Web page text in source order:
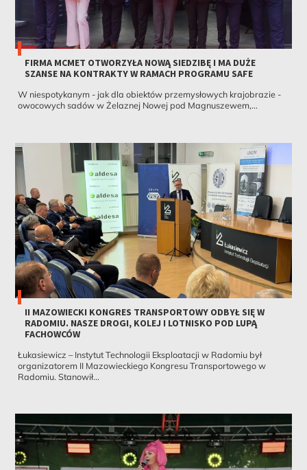
FIRMA MCMET OTWORZYŁA NOWĄ SIEDZIBĘ I MA DUŻE
SZANSE NA KONTRAKTY W RAMACH PROGRAMU SAFE
W niespotykanym - jak dla obiektów przemysłowych krajobrazie -
owocowych sadów w Żelaznej Nowej pod Magnuszewem,...
II MAZOWIECKI KONGRES TRANSPORTOWY ODBYŁ SIĘ W
RADOMIU. NASZE DROGI, KOLEJ I LOTNISKO POD LUPĄ
FACHOWCÓW
Łukasiewicz – Instytut Technologii Eksploatacji w Radomiu był
organizatorem II Mazowieckiego Kongresu Transportowego w
Radomiu. Stanowił...